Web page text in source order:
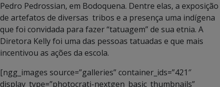
Pedro Pedrossian, em Bodoquena. Dentre elas, a exposição
de artefatos de diversas tribos e a presença uma indígena
que foi convidada para fazer “tatuagem” de sua etnia. A
Diretora Kelly foi uma das pessoas tatuadas e que mais
incentivou as ações da escola.
[ngg_images source=”galleries” container_ids=”421″
display_type=”photocrati-nextgen_basic_thumbnails”